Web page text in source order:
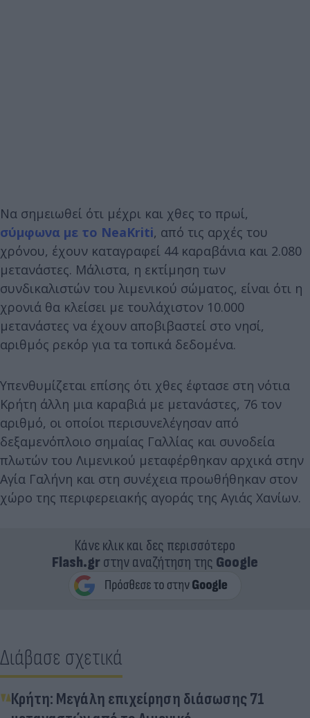
Να σημειωθεί ότι μέχρι και χθες το πρωί,
σύμφωνα με το NeaKriti, από τις αρχές του
χρόνου, έχουν καταγραφεί 44 καραβάνια και 2.080
μετανάστες. Μάλιστα, η εκτίμηση των
συνδικαλιστών του λιμενικού σώματος, είναι ότι η
χρονιά θα κλείσει με τουλάχιστον 10.000
μετανάστες να έχουν αποβιβαστεί στο νησί,
αριθμός ρεκόρ για τα τοπικά δεδομένα.
Υπενθυμίζεται επίσης ότι χθες έφτασε στη νότια
Κρήτη άλλη μια καραβιά με μετανάστες, 76 τον
αριθμό, οι οποίοι περισυνελέγησαν από
δεξαμενόπλοιο σημαίας Γαλλίας και συνοδεία
πλωτών του Λιμενικού μεταφέρθηκαν αρχικά στην
Αγία Γαλήνη και στη συνέχεια προωθήθηκαν στον
χώρο της περιφερειακής αγοράς της Αγιάς Χανίων.
Κάνε κλικ και δες περισσότερο
Flash.grστην αναζήτηση της Google
Διάβασε σχετικά
Κρήτη: Μεγάλη επιχείρηση διάσωσης 71